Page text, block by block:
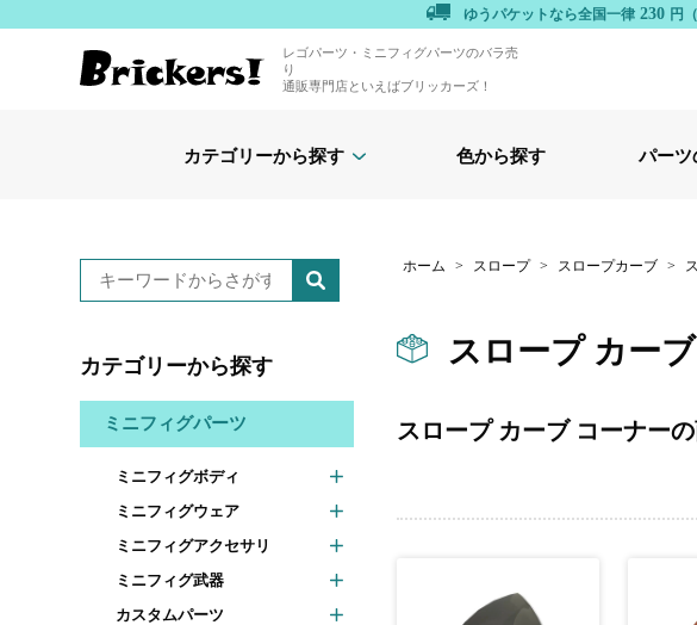
ゆうパケットなら全国一律 230 円
レゴパーツ・ミニフィグパーツのバラ売
り
通販専門店といえばブリッカーズ！
カテゴリーから探す 色から探す パーツ
カテゴリーから探す
ミニフィグパーツ
ミニフィグボディ
ミニフィグウェア
ミニフィグアクセサリ
ミニフィグ武器
カスタムパーツ
ホーム > スロープ > スロープカーブ >
スロープ カー
スロープ カーブ コーナー